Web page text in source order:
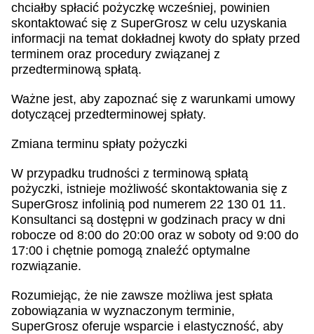
chciałby spłacić pożyczkę wcześniej, powinien
skontaktować się z SuperGrosz w celu uzyskania
informacji na temat dokładnej kwoty do spłaty przed
terminem oraz procedury związanej z
przedterminową spłatą.
Ważne jest, aby zapoznać się z warunkami umowy
dotyczącej przedterminowej spłaty.
Zmiana terminu spłaty pożyczki
W przypadku trudności z terminową spłatą
pożyczki, istnieje możliwość skontaktowania się z
SuperGrosz infolinią pod numerem 22 130 01 11.
Konsultanci są dostępni w godzinach pracy w dni
robocze od 8:00 do 20:00 oraz w soboty od 9:00 do
17:00 i chętnie pomogą znaleźć optymalne
rozwiązanie.
Rozumiejąc, że nie zawsze możliwa jest spłata
zobowiązania w wyznaczonym terminie,
SuperGrosz oferuje wsparcie i elastyczność, aby